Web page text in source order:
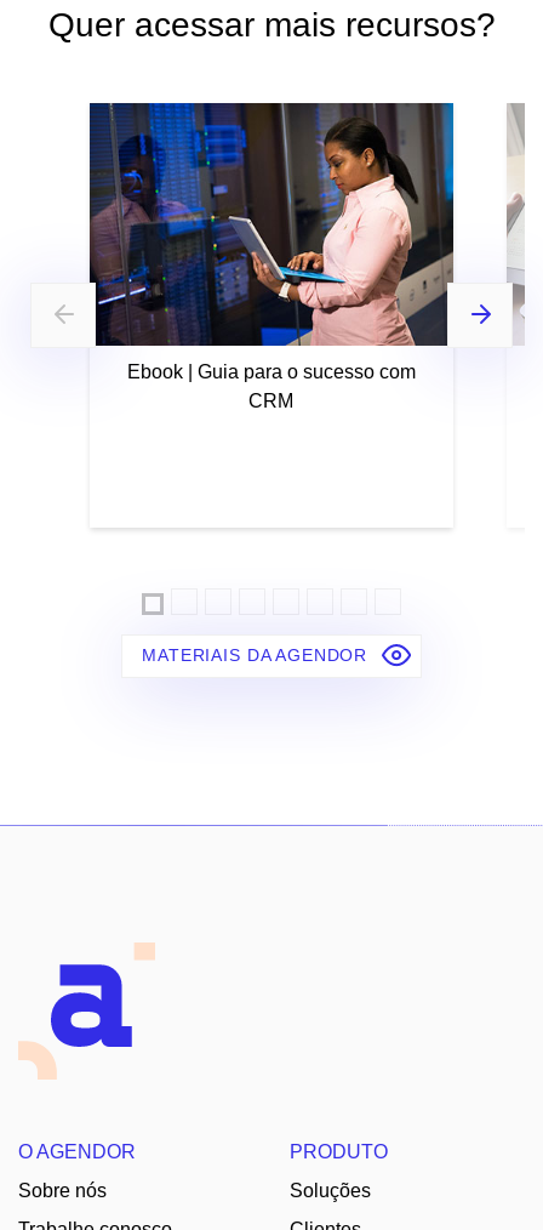
Quer acessar mais recursos?
Ebook | Guia para o sucesso com
CRM
MATERIAIS DA AGENDOR
O AGENDOR
Sobre nós
PRODUTO
Soluções